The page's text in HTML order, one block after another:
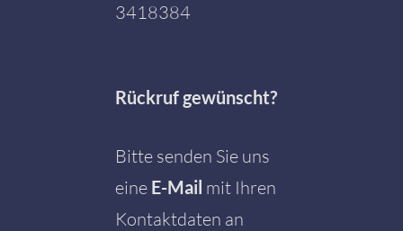
3418384
Rückruf gewünscht?
Bitte senden Sie uns
eine E-Mail mit Ihren
Kontaktdaten an